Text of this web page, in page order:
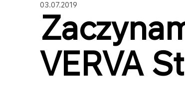
03.07.2019
VERVA